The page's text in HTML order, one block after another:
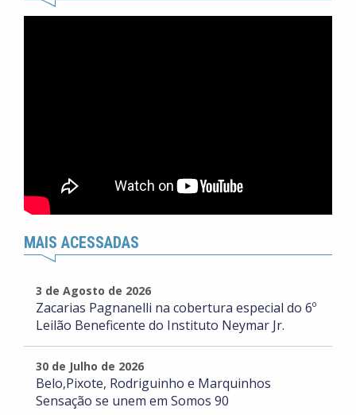
MAIS ACESSADAS
3 de Agosto de 2026
Zacarias Pagnanelli na cobertura especial do 6º
Leilão Beneficente do Instituto Neymar Jr.
30 de Julho de 2026
Belo,Pixote, Rodriguinho e Marquinhos
Sensação se unem em Somos 90